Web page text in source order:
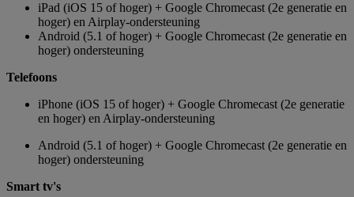
iPad (iOS 15 of hoger) + Google Chromecast (2e generatie en
hoger) en Airplay-ondersteuning
Android (5.1 of hoger) + Google Chromecast (2e generatie en
hoger) ondersteuning
Telefoons
iPhone (iOS 15 of hoger) + Google Chromecast (2e generatie
en hoger) en Airplay-ondersteuning
Android (5.1 of hoger) + Google Chromecast (2e generatie en
hoger) ondersteuning
Smart tv's